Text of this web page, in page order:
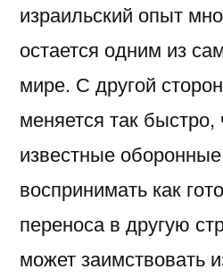
израильский опыт
остается одним из
мире. С другой
меняется так
известные
воспринимать как
переноса в другую
может заимствовать